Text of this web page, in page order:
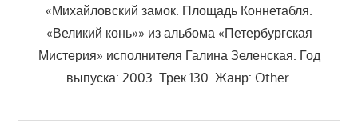
«Михайловский замок. Площадь Коннетабля.
«Великий конь»» из альбома «Петербургская
Мистерия» исполнителя Галина Зеленская. Год
выпуска: 2003. Трек 130. Жанр: Other.